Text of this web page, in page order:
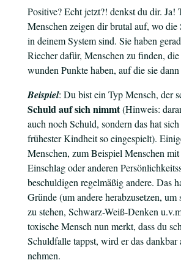
Positive? Echt jetzt?! denkst du dir. Ja!
Menschen zeigen dir brutal auf, wo die
in deinem System sind. Sie haben
Riecher dafür, Menschen zu finden,
wunden Punkte haben, auf die sie
Beispiel: Du bist ein Typ Mensch, der
Schuld auf sich nimmt(Hinweis:
auch noch Schuld, sondern das hat
frühester Kindheit so eingespielt).
Menschen, zum Beispiel Menschen mit
Einschlag oder anderen
beschuldigen regelmäßig andere. Das
Gründe (um andere herabzusetzen, um
zu stehen, Schwarz-Weiß-Denken
toxische Mensch nun merkt, dass du
Schuldfalle tappst, wird er das dankbar
nehmen.